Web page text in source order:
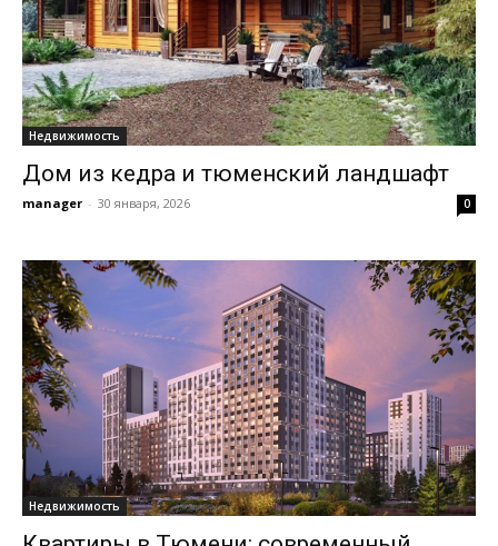
Недвижимость
Дом из кедра и тюменский ландшафт
manager - 30 января, 2026 0
Недвижимость